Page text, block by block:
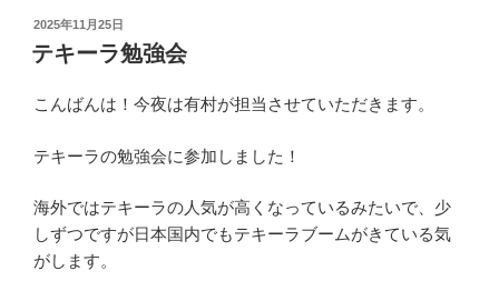
投
稿
日:
2025年11月25日
テキーラ勉強会
こんばんは！今夜は有村が担当させていただきます。
テキーラの勉強会に参加しました！
海外ではテキーラの人気が高くなっているみたいで、少
しずつですが日本国内でもテキーラブームがきている気
がします。